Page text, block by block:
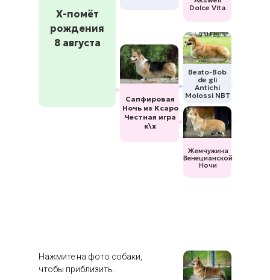
Сапфировая
Ночь из Ксаро
Честная игра
к\х
Жемчужина
Венецианской
Ночи
Beato-Bob
de gli
Antichi
Molossi NBT
Dolce Vita
Х-помёт
рождения
8 августа
Нажмите на фото собаки,
чтобы приблизить.